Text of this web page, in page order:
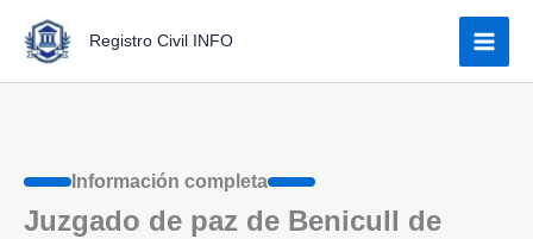
contenido
Registro Civil INFO
Información completa
Juzgado de paz de Benicull de